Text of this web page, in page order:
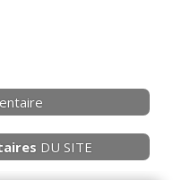
DU SITE